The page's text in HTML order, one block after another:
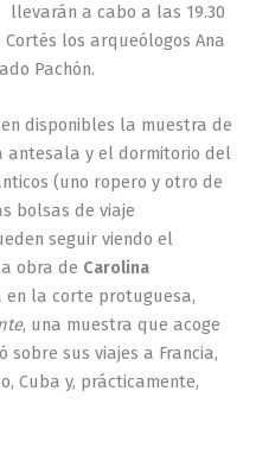
llevarán a cabo a las 19.30
los arqueólogos Ana
Pachón.
disponibles la muestra de
antesala y el dormitorio del
(uno ropero y otro de
bolsas de viaje
seguir viendo el
obra de Carolina
en la corte protuguesa,
, una muestra que acoge
sobre sus viajes a Francia,
Cuba y, prácticamente,